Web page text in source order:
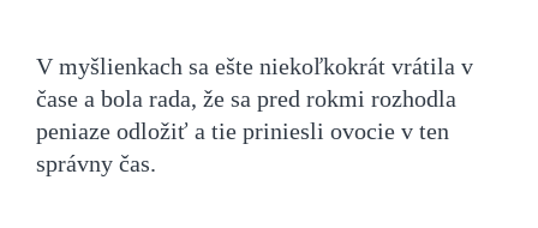
V myšlienkach sa ešte niekoľkokrát vrátila v
čase a bola rada, že sa pred rokmi rozhodla
peniaze odložiť a tie priniesli ovocie v ten
správny čas.